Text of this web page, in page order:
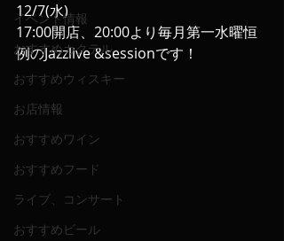
イベント情報
おすすめカクテル
おすすめウィスキー
お店情報
おすすめワイン
おすすめフード
ライブ、コンサート
おすすめビール
12/7(水)
17:00開店、20:00より毎月第一水曜恒
例のJazzlive &sessionです！